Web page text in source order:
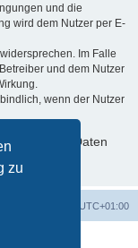
zu
und die
wird dem Nutzer per E-
Im Falle
und dem Nutzer
wenn der Nutzer
Daten
UTC+01:00
Limited